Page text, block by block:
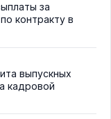
за
контракту в
выпускных
кадровой